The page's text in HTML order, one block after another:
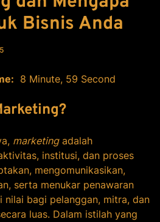
Bisnis Anda
8 Minute, 59 Second
marketingadalah
institusi, dan proses
mengomunikasikan,
serta menukar penawaran
nilai bagi pelanggan, mitra, dan
luas. Dalam istilah yang